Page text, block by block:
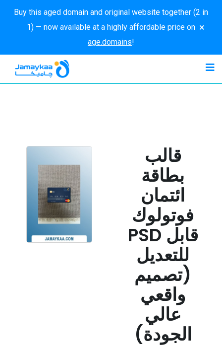
Buy this aged domain and original website together (2 in
1) — now available at a highly affordable price on
age.domains!
×
قالب
بطاقة
ائتمان
فوتولوك
PSD قابل
للتعديل
(تصميم
واقعي
عالي
الجودة)